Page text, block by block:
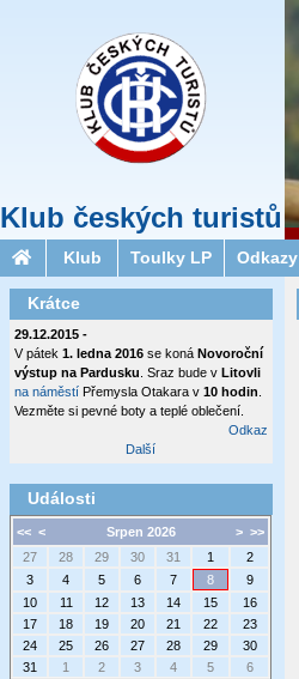
Klub českých turistů
Klub Toulky LP Odkazy
Krátce
29.12.2015 -
V pátek 1. ledna 2016 se koná Novoroční
výstup na Pardusku . Sraz bude v Litovli
na náměstíPřemysla Otakara v 10 hodin
Vezměte si pevné boty a teplé oblečení.
Odkaz
Další
Události
<< < > >>
Srpen 2026
27
28 29 30 31 1
2
3
4 5 6 7 8
9
10
11 12 13 14 15
16
17
18 19 20 21 22
23
24
25 26 27 28 29
30
31
1 2 3 4 5 6